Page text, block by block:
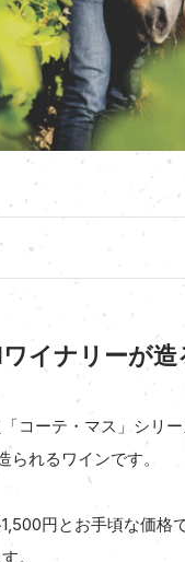
ワイナリーが
コーテ・マス」シリ
られるワインです。
円とお手頃な価格
。